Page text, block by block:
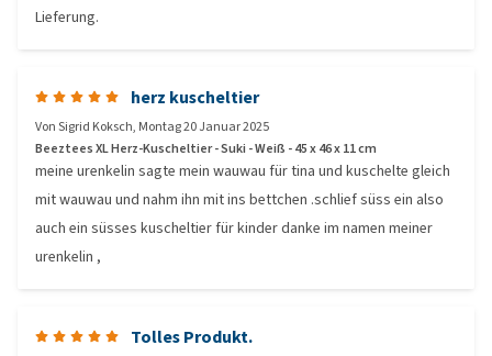
Lieferung.
herz kuscheltier
VonSigrid Koksch, Montag 20 Januar 2025
Beeztees XL Herz-Kuscheltier - Suki - Weiß - 45 x 46 x 11 cm
meine urenkelin sagte mein wauwau für tina und kuschelte gleich
mit wauwau und nahm ihn mit ins bettchen .schlief süss ein also
auch ein süsses kuscheltier für kinder danke im namen meiner
urenkelin ,
Tolles Produkt.